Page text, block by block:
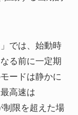
では、始動時
る前に一定期
ードは静かに
高速は
限を超えた場